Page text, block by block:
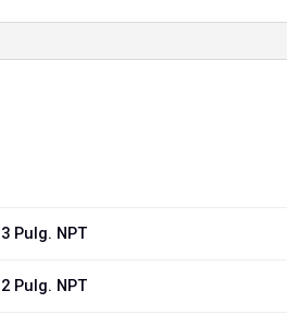
cantidad
3 Pulg. NPT
2 Pulg. NPT